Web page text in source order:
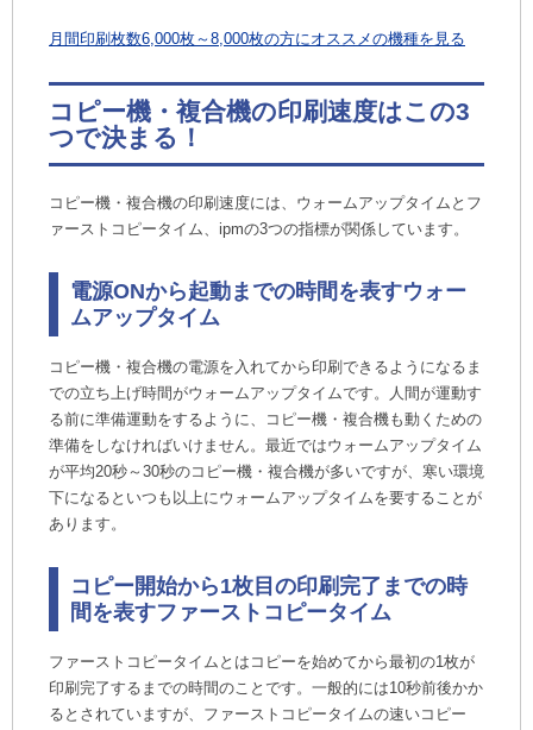
月間印刷枚数6,000枚～8,000枚の方にオススメの機種を見る
コピー機・複合機の印刷速度はこの3
つで決まる！
コピー機・複合機の印刷速度には、ウォームアップタイムとフ
ァーストコピータイム、ipmの3つの指標が関係しています。
電源ONから起動までの時間を表すウォー
ムアップタイム
コピー機・複合機の電源を入れてから印刷できるようになるま
での立ち上げ時間がウォームアップタイムです。人間が運動す
る前に準備運動をするように、コピー機・複合機も動くための
準備をしなければいけません。最近ではウォームアップタイム
が平均20秒～30秒のコピー機・複合機が多いですが、寒い環境
下になるといつも以上にウォームアップタイムを要することが
あります。
コピー開始から1枚目の印刷完了までの時
間を表すファーストコピータイム
ファーストコピータイムとはコピーを始めてから最初の1枚が
印刷完了するまでの時間のことです。一般的には10秒前後かか
るとされていますが、ファーストコピータイムの速いコピー